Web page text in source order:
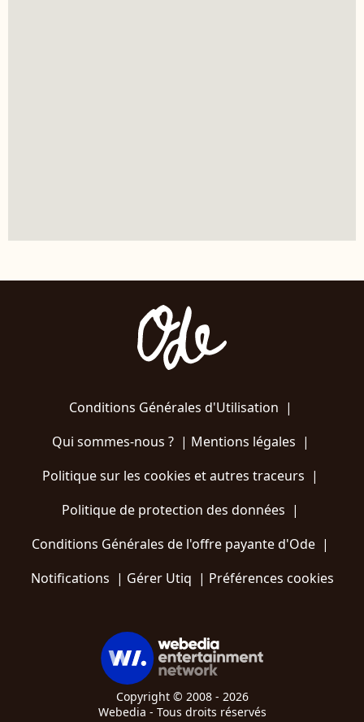
Conditions Générales d'Utilisation |
Qui sommes-nous ?| Mentions légales |
Politique sur les cookies et autres traceurs |
Politique de protection des données |
Conditions Générales de l'offre payante d'Ode |
Notifications | Gérer Utiq | Préférences cookies
Copyright © 2008 - 2026
Webedia - Tous droits réservés